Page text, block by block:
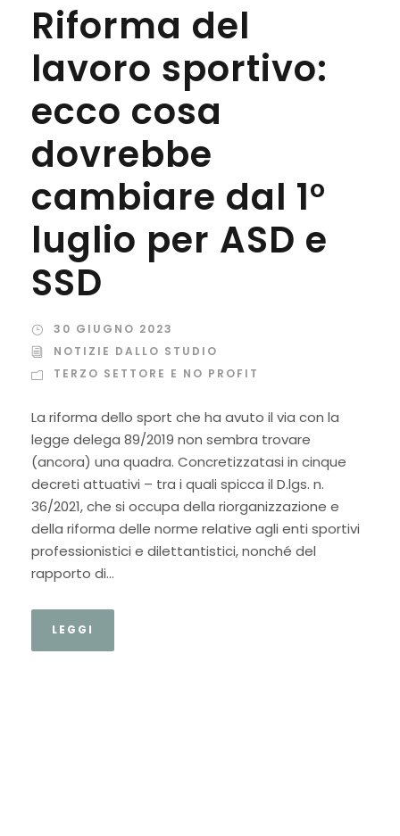
Riforma del
lavoro sportivo:
ecco cosa
dovrebbe
cambiare dal 1°
luglio per ASD e
SSD
30 GIUGNO 2023
NOTIZIE DALLO STUDIO
TERZO SETTORE E NO PROFIT
La riforma dello sport che ha avuto il via con la
legge delega 89/2019 non sembra trovare
(ancora) una quadra. Concretizzatasi in cinque
decreti attuativi – tra i quali spicca il D.lgs. n.
36/2021, che si occupa della riorganizzazione e
della riforma delle norme relative agli enti sportivi
professionistici e dilettantistici, nonché del
rapporto di...
LEGGI